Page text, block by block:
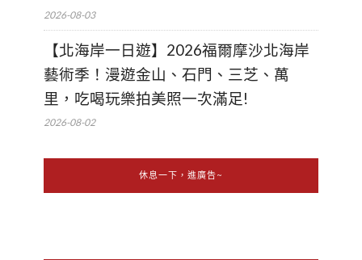
2026-08-03
【北海岸一日遊】2026福爾摩沙北海岸
藝術季！漫遊金山、石門、三芝、萬
里，吃喝玩樂拍美照一次滿足!
2026-08-02
休息一下，進廣告~